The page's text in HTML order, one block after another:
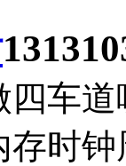
车
存时